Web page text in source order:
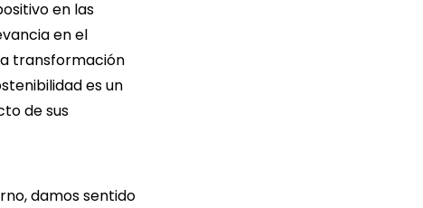
en las
en el
transformación
es un
de sus
damos sentido